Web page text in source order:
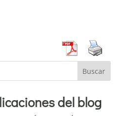
Buscar
del blog